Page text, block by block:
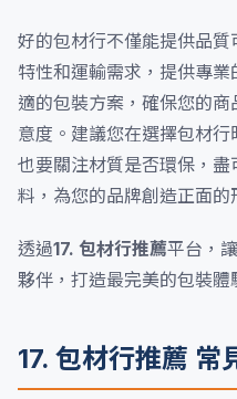
好的包材行不僅能提供品
特性和運輸需求，提供專
適的包裝方案，確保您的
意度。建議您在選擇包材行
也要關注材質是否環保，
料，為您的品牌創造正面的
透過17. 包材行推薦平台，
夥伴，打造最完美的包裝體
17. 包材行推薦 常